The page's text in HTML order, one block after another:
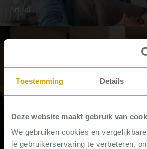
Toestemming Details
Deze website maakt gebruik van
We gebruiken cookies en
je gebruikerservaring te verbeteren,
Artikel
‘De druk op
neemt toe, maar er is